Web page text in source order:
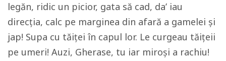
legăn, ridic un picior, gata să cad, da’ iau
direcția, calc pe marginea din afară a gamelei și
jap! Supa cu tăiței în capul lor. Le curgeau tăițeii
pe umeri! Auzi, Gherase, tu iar miroși a rachiu!